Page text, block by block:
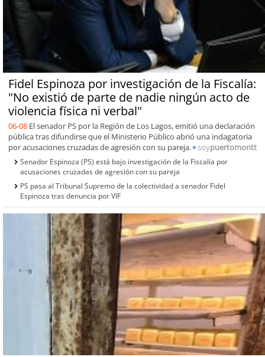
Fidel Espinoza por investigación de la Fiscalía:
"No existió de parte de nadie ningún acto de
violencia física ni verbal"
06-08 El senador PS por la Región de Los Lagos, emitió una declaración
pública tras difundirse que el Ministerio Público abrió una indagatoria
por acusaciones cruzadas de agresión con su pareja.
soypuertomontt
Senador Espinoza (PS) está bajo investigación de la Fiscalía por
acusaciones cruzadas de agresión con su pareja
PS pasa al Tribunal Supremo de la colectividad a senador Fidel
Espinoza tras denuncia por VIF